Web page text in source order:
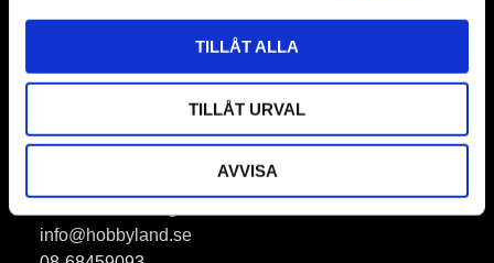
TILLÅT ALLA
TILLÅT URVAL
AVVISA
Dina personuppgifter behandlas i enlighet med vår
Hobbyland AB
info@hobbyland.se